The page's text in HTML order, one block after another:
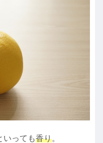
いっても香り。